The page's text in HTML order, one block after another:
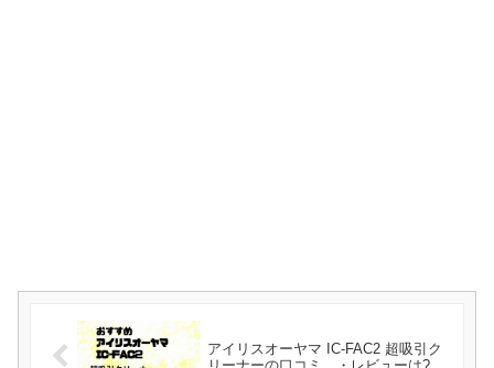
アイリスオーヤマ IC-FAC2 超吸引ク